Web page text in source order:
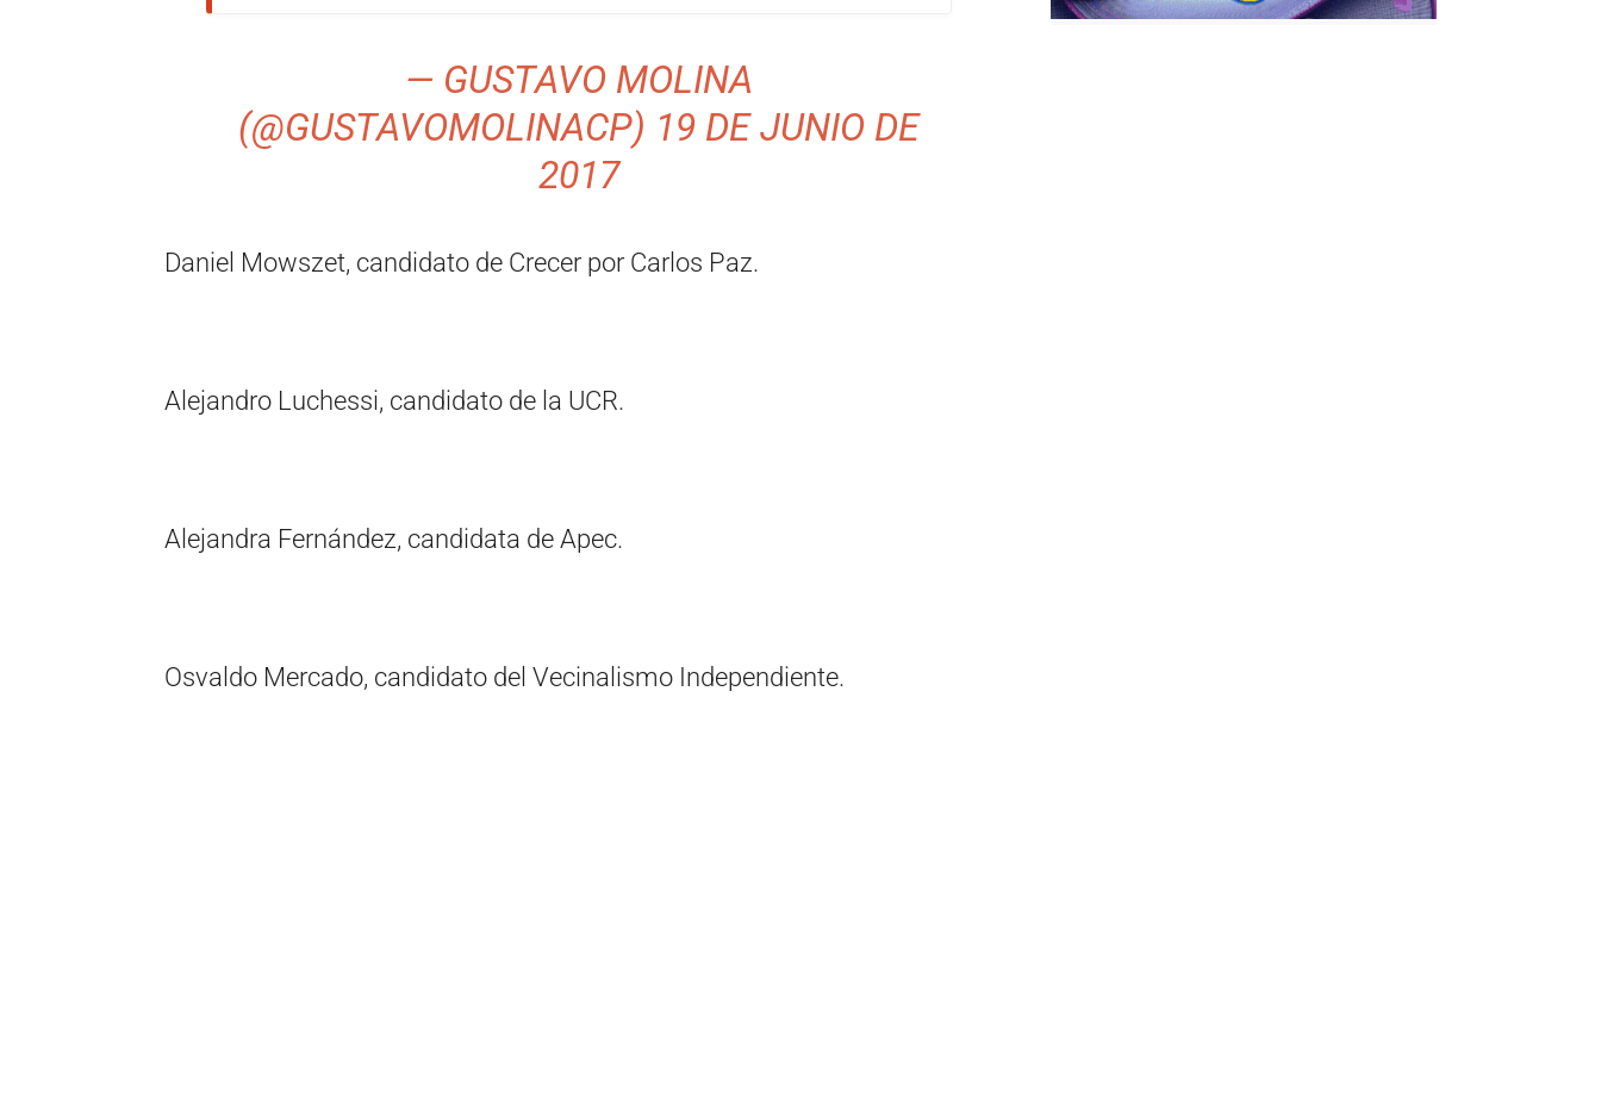
— GUSTAVO MOLINA
(@GUSTAVOMOLINACP) 19 DE JUNIO DE
2017
Daniel Mowszet, candidato de Crecer por Carlos Paz.
Alejandro Luchessi, candidato de la UCR.
Alejandra Fernández, candidata de Apec.
Osvaldo Mercado, candidato del Vecinalismo Independiente.